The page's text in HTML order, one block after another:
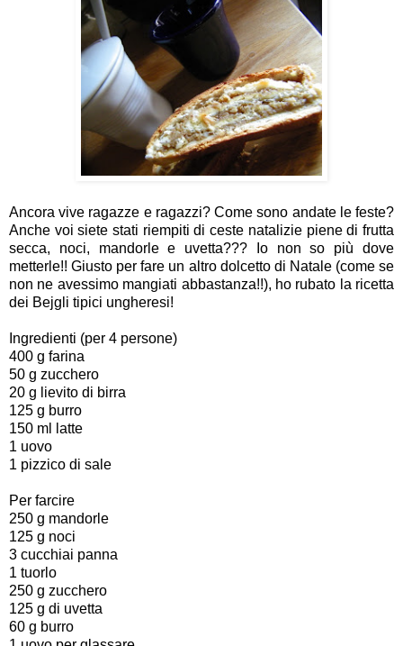
Ancora vive ragazze e ragazzi? Come sono andate le feste?
Anche voi siete stati riempiti di ceste natalizie piene di frutta
secca, noci, mandorle e uvetta??? Io non so più dove
metterle!! Giusto per fare un altro dolcetto di Natale (come se
non ne avessimo mangiati abbastanza!!), ho rubato la ricetta
dei Bejgli tipici ungheresi!
Ingredienti (per 4 persone)
400 g farina
50 g zucchero
20 g lievito di birra
125 g burro
150 ml latte
1 uovo
1 pizzico di sale
Per farcire
250 g mandorle
125 g noci
3 cucchiai panna
1 tuorlo
250 g zucchero
125 g di uvetta
60 g burro